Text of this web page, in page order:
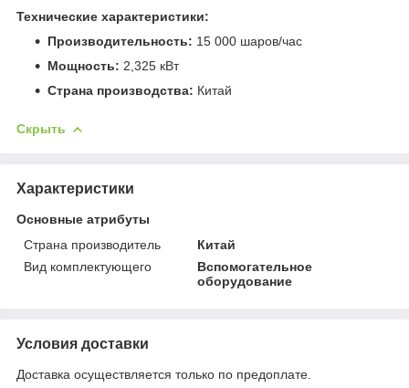
Технические характеристики:
Производительность: 15 000 шаров/час
Мощность: 2,325 кВт
Страна производства: Китай
Скрыть
Характеристики
Основные атрибуты
Страна производитель
Китай
Вид комплектующего
Вспомогательное
оборудование
Условия доставки
Доставка осуществляется только по предоплате.